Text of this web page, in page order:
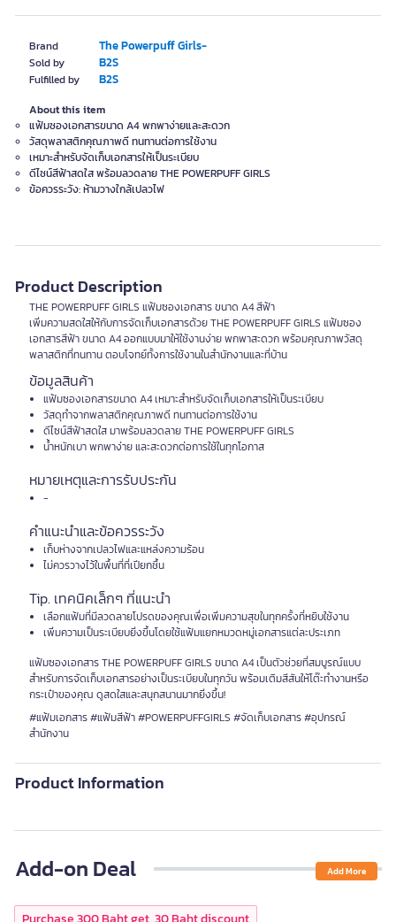
Brand The Powerpuff Girls-
Sold by B2S
Fulfilled by B2S
About this item
แฟ้มซองเอกสารขนาด A4 พกพาง่ายและสะดวก
วัสดุพลาสติกคุณภาพดี ทนทานต่อการใช้งาน
เหมาะสำหรับจัดเก็บเอกสารให้เป็นระเบียบ
ดีไซน์สีฟ้าสดใส พร้อมลวดลาย THE POWERPUFF GIRLS
ข้อควรระวัง: ห้ามวางใกล้เปลวไฟ
Product Description
THE POWERPUFF GIRLS แฟ้มซองเอกสาร ขนาด A4 สีฟ้า
เพิ่มความสดใสให้กับการจัดเก็บเอกสารด้วย THE POWERPUFF GIRLS แฟ้มซอง
เอกสารสีฟ้า ขนาด A4 ออกแบบมาให้ใช้งานง่าย พกพาสะดวก พร้อมคุณภาพวัสดุ
พลาสติกที่ทนทาน ตอบโจทย์ทั้งการใช้งานในสำนักงานและที่บ้าน
ข้อมูลสินค้า
แฟ้มซองเอกสารขนาด A4 เหมาะสำหรับจัดเก็บเอกสารให้เป็นระเบียบ
วัสดุทำจากพลาสติกคุณภาพดี ทนทานต่อการใช้งาน
ดีไซน์สีฟ้าสดใส มาพร้อมลวดลาย THE POWERPUFF GIRLS
น้ำหนักเบา พกพาง่าย และสะดวกต่อการใช้ในทุกโอกาส
หมายเหตุและการรับประกัน
-
คำแนะนำและข้อควรระวัง
เก็บห่างจากเปลวไฟและแหล่งความร้อน
ไม่ควรวางไว้ในพื้นที่ที่เปียกชื้น
Tip. เทคนิคเล็กๆ ที่แนะนำ
เลือกแฟ้มที่มีลวดลายโปรดของคุณเพื่อเพิ่มความสุขในทุกครั้งที่หยิบใช้งาน
เพิ่มความเป็นระเบียบยิ่งขึ้นโดยใช้แฟ้มแยกหมวดหมู่เอกสารแต่ละประเภท
แฟ้มซองเอกสาร THE POWERPUFF GIRLS ขนาด A4 เป็นตัวช่วยที่สมบูรณ์แบบ
สำหรับการจัดเก็บเอกสารอย่างเป็นระเบียบในทุกวัน พร้อมเติมสีสันให้โต๊ะทำงานหรือ
กระเป๋าของคุณ ดูสดใสและสนุกสนานมากยิ่งขึ้น!
#แฟ้มเอกสาร #แฟ้มสีฟ้า #POWERPUFFGIRLS #จัดเก็บเอกสาร #อุปกรณ์
สำนักงาน
Product Information
Add-on Deal Add More